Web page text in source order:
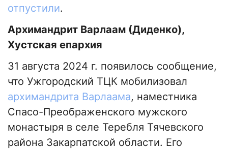
отпустили.
Архимандрит Варлаам (Диденко),
Хустская епархия
31 августа 2024 г. появилось сообщение,
что Ужгородский ТЦК мобилизовал
архимандрита Варлаама, наместника
Спасо-Преображенского мужского
монастыря в селе Теребля Тячевского
района Закарпатской области. Его